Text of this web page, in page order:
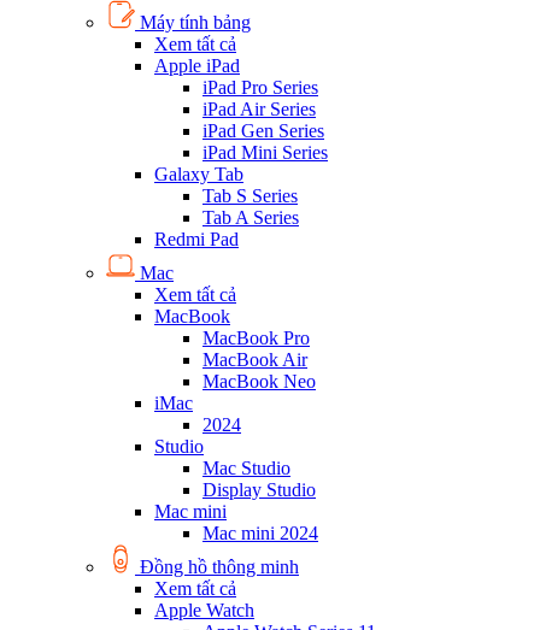
Máy tính bảng
Xem tất cả
Apple iPad
iPad Pro Series
iPad Air Series
iPad Gen Series
iPad Mini Series
Galaxy Tab
Tab S Series
Tab A Series
Redmi Pad
Mac
Xem tất cả
MacBook
MacBook Pro
MacBook Air
MacBook Neo
iMac
2024
Studio
Mac Studio
Display Studio
Mac mini
Mac mini 2024
Đồng hồ thông minh
Xem tất cả
Apple Watch